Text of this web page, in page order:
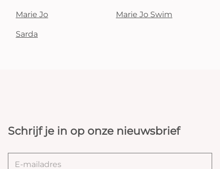
Marie Jo Marie Jo Swim
Sarda
Schrijf je in op onze nieuwsbrief